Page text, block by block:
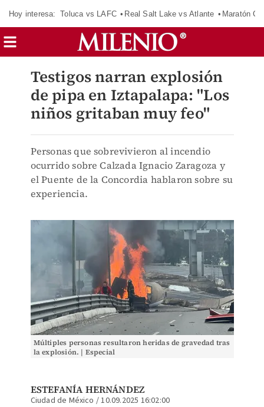
Hoy interesa: Toluca vs LAFC Real Salt Lake vs Atlante Maratón
Testigos narran explosión
de pipa en Iztapalapa: "Los
niños gritaban muy feo"
Personas que sobrevivieron al incendio
ocurrido sobre Calzada Ignacio Zaragoza y
el Puente de la Concordia hablaron sobre su
experiencia.
Múltiples personas resultaron heridas de gravedad tras
la explosión. | Especial
ESTEFANÍA HERNÁNDEZ
Ciudad de México /10.09.2025 16:02:00